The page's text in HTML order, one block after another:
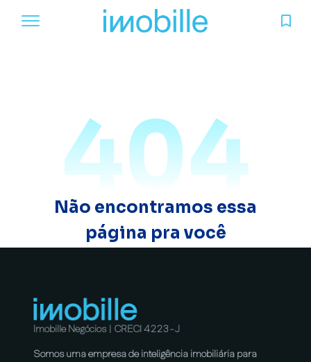
404
Não encontramos essa
página pra você
Imobille Negócios | CRECI 4223-J
Somos uma empresa de inteligência imobiliária para